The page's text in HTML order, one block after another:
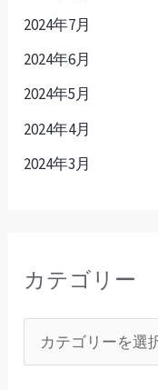
2024年7月
2024年6月
2024年5月
2024年4月
2024年3月
カテゴリー